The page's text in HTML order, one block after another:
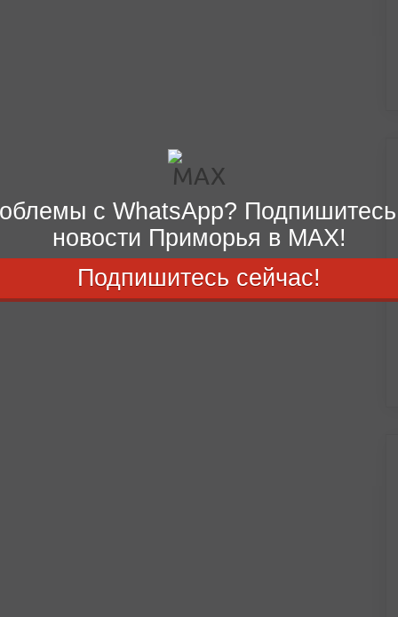
с WhatsApp?
новости Приморья в MAX!
Подпишитесь сейчас!